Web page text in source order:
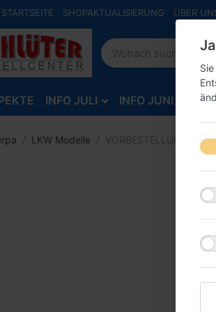
STARTSEITE SHOPAKTUALISIERUNG ÜBER
INFO JULI INFO JUNI
LKW Modelle VORBESTELLUNG